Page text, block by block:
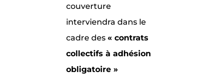
couverture
interviendra dans le
cadre des« contrats
collectifs à adhésion
obligatoire »